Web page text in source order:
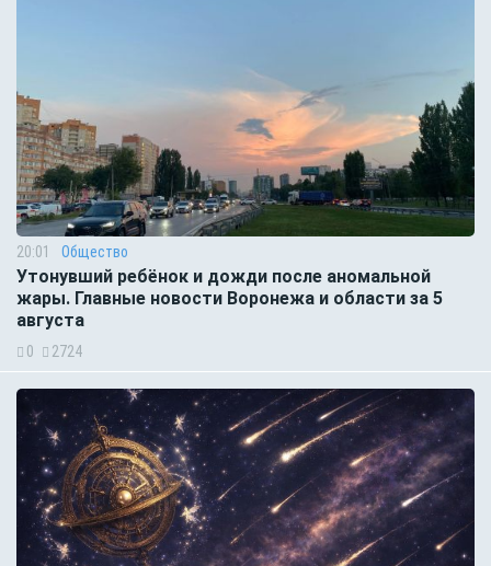
20:01 Общество
Утонувший ребёнок и дожди после аномальной
жары. Главные новости Воронежа и области за 5
августа
0 2724